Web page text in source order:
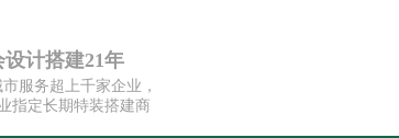
计搭建21年
服务超上千家企业，
指定长期特装搭建商